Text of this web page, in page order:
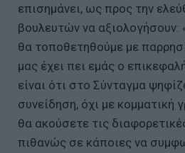
επισημάνει, ως προς την
βουλευτών να
θα τοποθετηθούμε με
μας έχει πει εμάς ο
είναι ότι στο Σύνταγμα
συνείδηση, όχι με κομματική
θα ακούσετε τις
πιθανώς σε κάποιες να